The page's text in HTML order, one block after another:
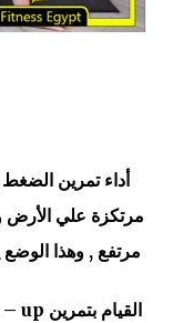
أداء تمرين
مرتكزة علي الأرض
مرتفع , وهذا